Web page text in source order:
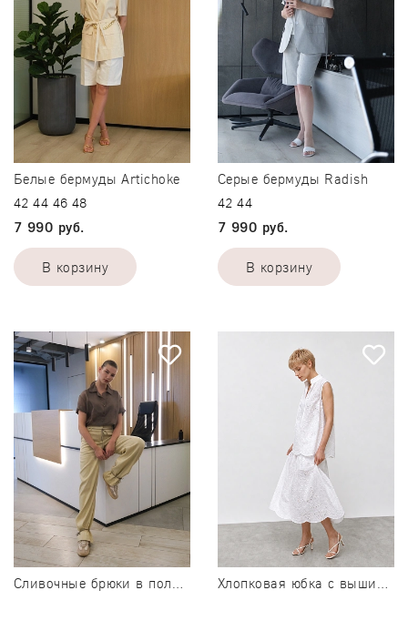
Белые бермуды Artichoke
4244 46 48
7 990 руб.
В корзину
42
44
46
48
+
В корзину
Серые бермуды Radish
4244
7 990 руб.
В корзину
+
В корзину
Подробнее